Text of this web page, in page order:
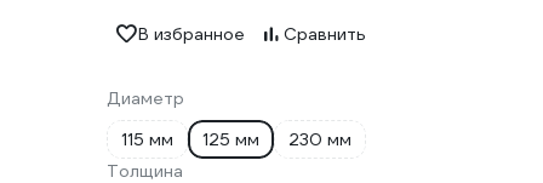
В избранное Сравнить
Диаметр
115 мм
125 мм
230 мм
Толщина